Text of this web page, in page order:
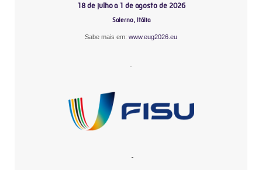
18 de julho a 1 de agosto de 2026
Salerno, Itália
Sabe mais em: www.eug2026.eu
-
-